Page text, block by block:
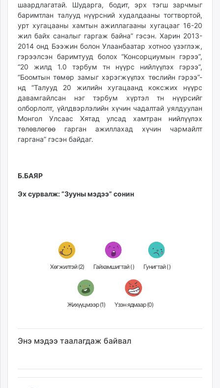
шаардлагатай. Шударга, бодит, эрх тэгш зарчмыг
баримтлан талууд нүүрсний худалдааны тогтвортой,
урт хугацааны хамтын ажиллагааны хугацааг 16-20
жил байх саналыг гаргаж байна” гэсэн. Харин 2013-
2014 онд Бээжин болон Улаанбаатар хотноо үзэглэж,
гэрээлсэн баримтууд болох “Консорциумын гэрээ”,
“20 жилд 1.0 тэрбум тн нүүрс нийлүүлэх гэрээ”,
“Боомтын төмөр замыг хэрэгжүүлэх төслийн гэрээ”-
нд “Талууд 20 жилийн хугацаанд коксжих нүүрс
давамгайлсан нэг тэрбум хүртэл тн нүүрсийг
олборлолт, үйлдвэрлэлийн хүчин чадалтай уялдуулан
Монгол Улсаас Хятад улсад хамтран нийлүүлэх
төлөвлөгөө гарган ажиллахад хүчин чармайлт
гаргана” гэсэн байдаг.
Б.БАЯР
Эх сурвалж: “Зууны мэдээ” сонин
Хөгжилтэй (2) Гайхамшигтай () Гунигтай ()
Жихүүцмээр (1) Үзэн ядмаар (0)
Энэ мэдээ таалагдаж байвал